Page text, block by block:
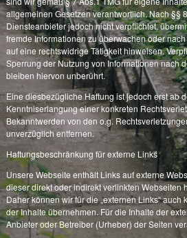
allgemeinen Gesetzen verantwortlich. Nach §§
Diensteanbieter jedoch nicht verpflichtet,
fremde Informationen zu überwachen oder
auf eine rechtswidrige Tätigkeit hinweisen.
Sperrung der Nutzung von Informationen nach
bleiben hiervon unberührt.
Eine diesbezügliche Haftung ist jedoch erst ab
Kenntniserlangung einer konkreten
Bekanntwerden von den o.g.
unverzüglich entfernen.
Haftungsbeschränkung für externe Links
Unsere Webseite enthält Links auf externe
dieser direkt oder indirekt verlinkten Webseiten
Daher können wir für die „externen Links“
der Inhalte übernehmen. Für die Inhalte der
Anbieter oder Betreiber (Urheber) der Seiten